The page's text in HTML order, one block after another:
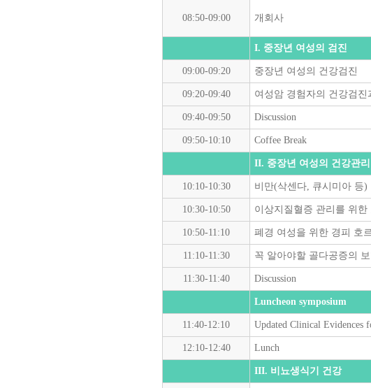
08:50-09:00 개회사
I. 중장년 여성의 검진
09:00-09:20 중장년 여성의 건강검진
09:20-09:40 여성암 경험자의 건강검
09:40-09:50 Discussion
09:50-10:10 Coffee Break
II. 중장년 여성의 건강관리
10:10-10:30 비만(삭센다, 큐시미아 등)
10:30-10:50 이상지질혈증 관리를 위
10:50-11:10 폐경 여성을 위한 경피 호
11:10-11:30 꼭 알아야할 골다공증의
11:30-11:40 Discussion
Luncheon symposium
11:40-12:10 Updated Clinical Evidences
12:10-12:40 Lunch
III. 비뇨생식기 건강